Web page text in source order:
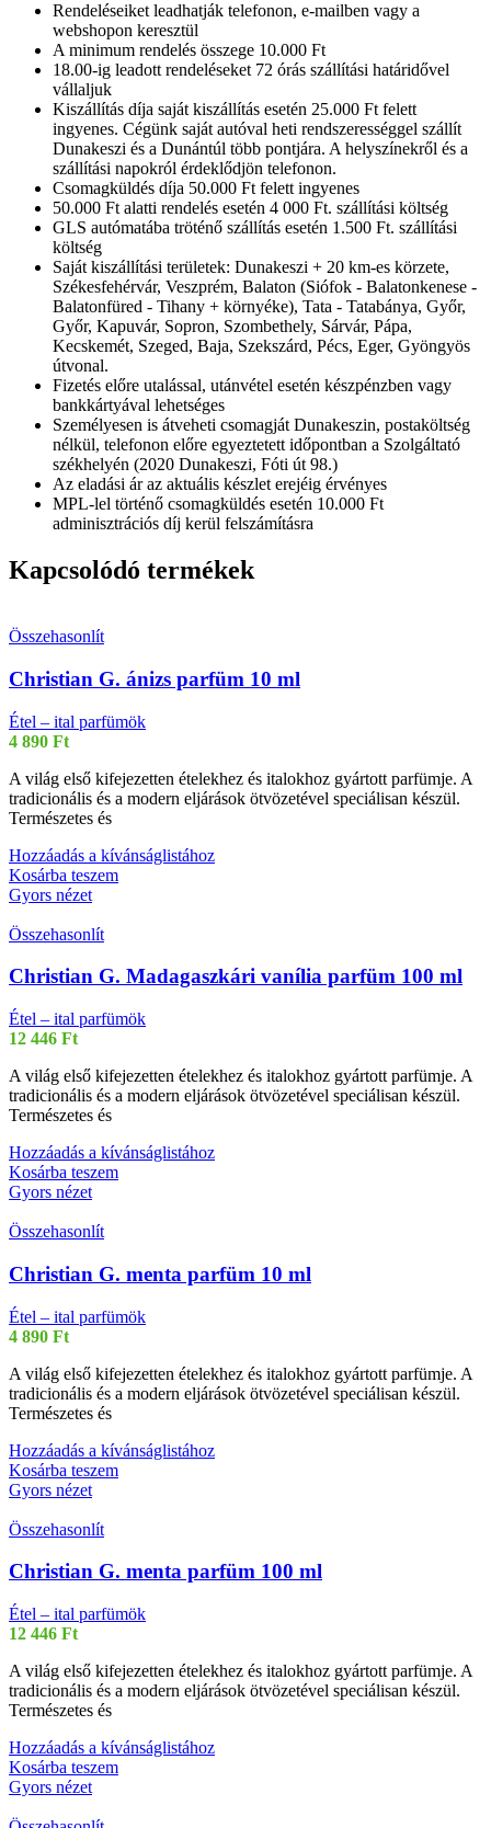
Rendeléseiket leadhatják telefonon, e-mailben vagy a
webshopon keresztül
A minimum rendelés összege 10.000 Ft
18.00-ig leadott rendeléseket 72 órás szállítási határidővel
vállaljuk
Kiszállítás díja saját kiszállítás esetén 25.000 Ft felett
ingyenes. Cégünk saját autóval heti rendszerességgel szállít
Dunakeszi és a Dunántúl több pontjára. A helyszínekről és a
szállítási napokról érdeklődjön telefonon.
Csomagküldés díja 50.000 Ft felett ingyenes
50.000 Ft alatti rendelés esetén 4 000 Ft. szállítási költség
GLS autómatába tröténő szállítás esetén 1.500 Ft. szállítási
költség
Saját kiszállítási területek: Dunakeszi + 20 km-es körzete,
Székesfehérvár, Veszprém, Balaton (Siófok - Balatonkenese -
Balatonfüred - Tihany + környéke), Tata - Tatabánya, Győr,
Győr, Kapuvár, Sopron, Szombethely, Sárvár, Pápa,
Kecskemét, Szeged, Baja, Szekszárd, Pécs, Eger, Gyöngyös
útvonal.
Fizetés előre utalással, utánvétel esetén készpénzben vagy
bankkártyával lehetséges
Személyesen is átveheti csomagját Dunakeszin, postaköltség
nélkül, telefonon előre egyeztetett időpontban a Szolgáltató
székhelyén (2020 Dunakeszi, Fóti út 98.)
Az eladási ár az aktuális készlet erejéig érvényes
MPL-lel történő csomagküldés esetén 10.000 Ft
adminisztrációs díj kerül felszámításra
Kapcsolódó termékek
Összehasonlít
Christian G. ánizs parfüm 10 ml
Étel – ital parfümök
4 890 Ft
A világ első kifejezetten ételekhez és italokhoz gyártott parfümje. A
tradicionális és a modern eljárások ötvözetével speciálisan készül.
Természetes és
Hozzáadás a kívánságlistához
Kosárba teszem
Gyors nézet
Összehasonlít
Christian G. Madagaszkári vanília parfüm 100 ml
Étel – ital parfümök
12 446 Ft
A világ első kifejezetten ételekhez és italokhoz gyártott parfümje. A
tradicionális és a modern eljárások ötvözetével speciálisan készül.
Természetes és
Hozzáadás a kívánságlistához
Kosárba teszem
Gyors nézet
Összehasonlít
Christian G. menta parfüm 10 ml
Étel – ital parfümök
4 890 Ft
A világ első kifejezetten ételekhez és italokhoz gyártott parfümje. A
tradicionális és a modern eljárások ötvözetével speciálisan készül.
Természetes és
Hozzáadás a kívánságlistához
Kosárba teszem
Gyors nézet
Összehasonlít
Christian G. menta parfüm 100 ml
Étel – ital parfümök
12 446 Ft
A világ első kifejezetten ételekhez és italokhoz gyártott parfümje. A
tradicionális és a modern eljárások ötvözetével speciálisan készül.
Természetes és
Hozzáadás a kívánságlistához
Kosárba teszem
Gyors nézet